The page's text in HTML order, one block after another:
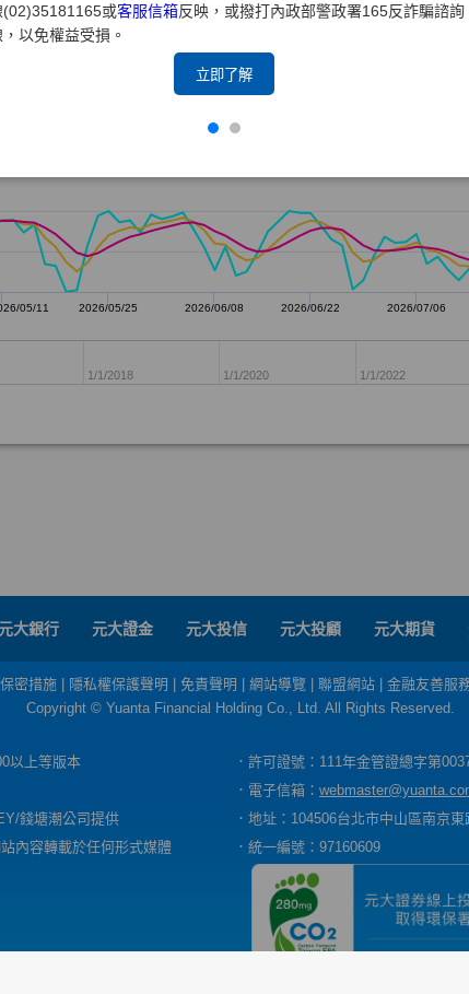
(02)35181165或客服信箱反映，或撥打內政部警政署165反詐騙諮詢
以免權益受損。
立即了解
大銀行 元大證金 元大投信 元大投顧 元大期貨
保密措施 隱私權保護聲明 免責聲明 網站導覽 聯盟網站
金融友善服
Copyright © Yuanta Financial Holding Co., Ltd. All Rights Reserved.
以上等版本
．許可證號：111年金管證總字第
．電子信箱：
錢塘潮公司提供
．地址：104506台北市中山區南京
內容轉載於任何形式媒體
．統一編號：97160609